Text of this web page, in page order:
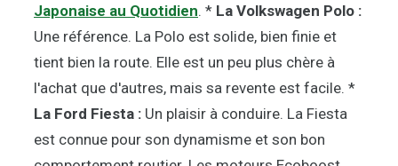
Japonaise au Quotidien. * La Volkswagen Polo :
Une référence. La Polo est solide, bien finie et
tient bien la route. Elle est un peu plus chère à
l'achat que d'autres, mais sa revente est facile. *
La Ford Fiesta : Un plaisir à conduire. La Fiesta
est connue pour son dynamisme et son bon